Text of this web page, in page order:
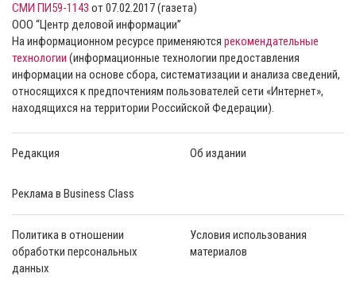
СМИ ПИ59-1143 от 07.02.2017 (газета)
ООО “Центр деловой информации”
На информационном ресурсе применяются рекомендательные
технологии (информационные технологии предоставления
информации на основе сбора, систематизации и анализа сведений,
относящихся к предпочтениям пользователей сети «Интернет»,
находящихся на территории Российской Федерации).
Редакция Об издании
Реклама в Business Class
Политика в отношении
обработки персональных
данных
Условия использования
материалов